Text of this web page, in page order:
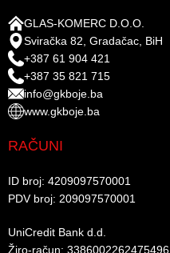
GLAS-KOMERC D.O.O.
Sviračka 82, Gradačac, BiH
+387 61 904 421
+387 35 821 715
info@gkboje.ba
www.gkboje.ba
RAČUNI
ID broj: 4209097570001​
PDV broj: 209097570001 ​
UniCredit Bank d.d.​
Žiro-račun: 3386002262475496​​